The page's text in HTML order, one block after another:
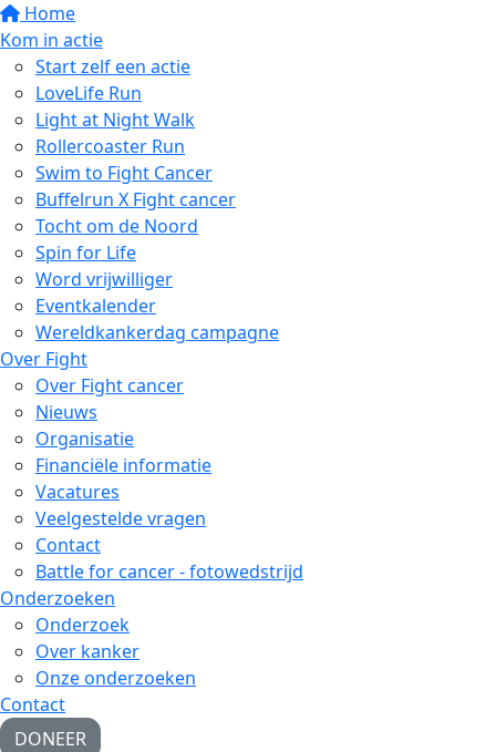
Home
Kom in actie
Start zelf een actie
LoveLife Run
Light at Night Walk
Rollercoaster Run
Swim to Fight Cancer
Buffelrun X Fight cancer
Tocht om de Noord
Spin for Life
Word vrijwilliger
Eventkalender
Wereldkankerdag campagne
Over Fight
Over Fight cancer
Nieuws
Organisatie
Financiële informatie
Vacatures
Veelgestelde vragen
Contact
Battle for cancer - fotowedstrijd
Onderzoeken
Onderzoek
Over kanker
Onze onderzoeken
Contact
DONEER